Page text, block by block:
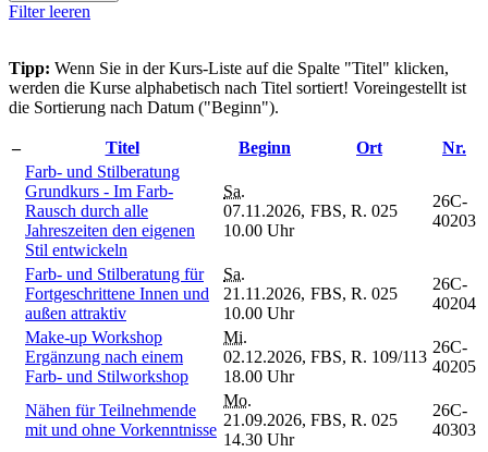
Filter leeren
Tipp: Wenn Sie in der Kurs-Liste auf die Spalte "Titel" klicken,
werden die Kurse alphabetisch nach Titel sortiert! Voreingestellt ist
die Sortierung nach Datum ("Beginn").
– Titel Beginn Ort
Nr.
Farb- und Stilberatung
Grundkurs - Im Farb-
Rausch durch alle
Jahreszeiten den eigenen
Stil entwickeln
Sa.
07.11.2026,
10.00 Uhr
FBS, R. 025
26C-
40203
Farb- und Stilberatung für
Fortgeschrittene Innen und
außen attraktiv
Sa.
21.11.2026,
10.00 Uhr
FBS, R. 025
26C-
40204
Make-up Workshop
Ergänzung nach einem
Farb- und Stilworkshop
Mi.
02.12.2026,
18.00 Uhr
FBS, R. 109/113
26C-
40205
Nähen für Teilnehmende
mit und ohne Vorkenntnisse
Mo.
21.09.2026,
14.30 Uhr
FBS, R. 025
26C-
40303